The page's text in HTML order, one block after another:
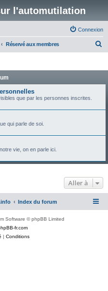
l'automutilation
Connexion
Réservé aux membres
e
que par les personnes inscrites.
qui parle de soi.
vie, on en parle ici.
Aller à
Index du forum
Software © phpBB Limited
fr.com
| Conditions